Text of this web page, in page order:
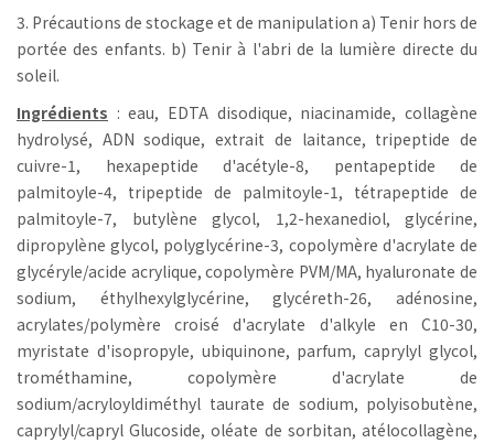
3. Précautions de stockage et de manipulation a) Tenir hors de
portée des enfants. b) Tenir à l'abri de la lumière directe du
soleil.
Ingrédients : eau, EDTA disodique, niacinamide, collagène
hydrolysé, ADN sodique, extrait de laitance, tripeptide de
cuivre-1, hexapeptide d'acétyle-8, pentapeptide de
palmitoyle-4, tripeptide de palmitoyle-1, tétrapeptide de
palmitoyle-7, butylène glycol, 1,2-hexanediol, glycérine,
dipropylène glycol, polyglycérine-3, copolymère d'acrylate de
glycéryle/acide acrylique, copolymère PVM/MA, hyaluronate de
sodium, éthylhexylglycérine, glycéreth-26, adénosine,
acrylates/polymère croisé d'acrylate d'alkyle en C10-30,
myristate d'isopropyle, ubiquinone, parfum, caprylyl glycol,
trométhamine, copolymère d'acrylate de
sodium/acryloyldiméthyl taurate de sodium, polyisobutène,
caprylyl/capryl Glucoside, oléate de sorbitan, atélocollagène,